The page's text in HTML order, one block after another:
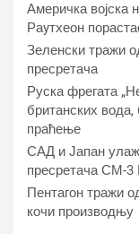
Америчка војска
Раyтхеон
Зеленски тражи
пресретача
Руска фрегата
британских
праћење
САД и Јапан
пресретача СМ-
Пентагон тражи
кочи производњу